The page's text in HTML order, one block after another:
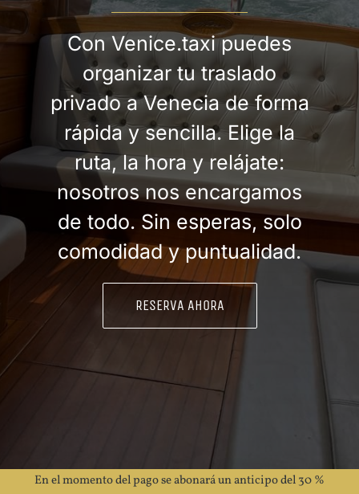
Con Venice.taxi puedes
organizar tu traslado
privado a Venecia de forma
rápida y sencilla. Elige la
ruta, la hora y relájate:
nosotros nos encargamos
de todo. Sin esperas, solo
comodidad y puntualidad.
RESERVA AHORA
En el momento del pago se abonará un anticipo del 30 %